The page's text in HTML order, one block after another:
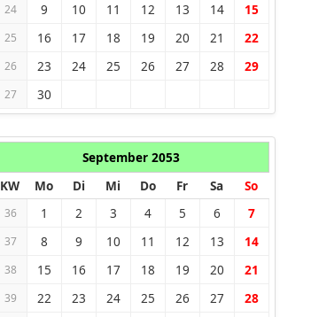
24 9 10 11 12 13 14 15
25 16 17 18 19 20 21 22
26 23 24 25 26 27 28 29
27 30
September 2053
KW
Mo Di Mi Do Fr Sa So
36 1 2 3 4 5 6 7
37 8 9 10 11 12 13 14
38 15 16 17 18 19 20 21
39 22 23 24 25 26 27 28